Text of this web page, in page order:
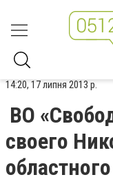
14:20, 17 липня 2013 р.
ВО
своего